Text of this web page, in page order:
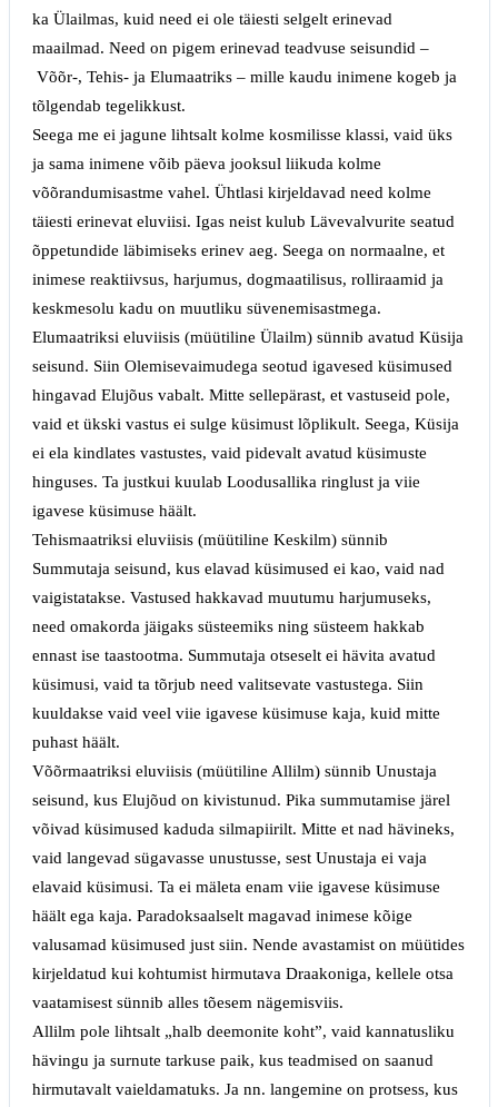
ka Ülailmas, kuid need ei ole täiesti selgelt erinevad
maailmad. Need on pigem erinevad teadvuse seisundid –
Võõr-, Tehis- ja Elumaatriks –mille kaudu inimene kogeb ja
tõlgendab tegelikkust.
Seega me ei jagune lihtsalt kolme kosmilisse klassi, vaid üks
ja sama inimene võib päeva jooksul liikuda kolme
võõrandumisastme vahel. Ühtlasi kirjeldavad need kolme
täiesti erinevat eluviisi. Igas neist kulub Lävevalvurite seatud
õppetundide läbimiseks erinev aeg. Seega on normaalne, et
inimese reaktiivsus, harjumus, dogmaatilisus, rolliraamid ja
keskmesolu kadu on muutliku süvenemisastmega.
Elumaatriksi eluviisis (müütiline Ülailm) sünnib avatud Küsija
seisund. Siin Olemisevaimudega seotud igavesed küsimused
hingavad Elujõus vabalt. Mitte sellepärast, et vastuseid pole,
vaid et ükski vastus ei sulge küsimust lõplikult. Seega, Küsija
ei ela kindlates vastustes, vaid pidevalt avatud küsimuste
hinguses. Ta justkui kuulab Loodusallika ringlust ja viie
igavese küsimuse häält.
Tehismaatriksi eluviisis (müütiline Keskilm) sünnib
Summutaja seisund, kus elavad küsimused ei kao, vaid nad
vaigistatakse. Vastused hakkavad muutumu harjumuseks,
need omakorda jäigaks süsteemiks ning süsteem hakkab
ennast ise taastootma. Summutaja otseselt ei hävita avatud
küsimusi, vaid ta tõrjub need valitsevate vastustega. Siin
kuuldakse vaid veel viie igavese küsimuse kaja, kuid mitte
puhast häält.
Võõrmaatriksi eluviisis (müütiline Allilm) sünnib Unustaja
seisund, kus Elujõud on kivistunud. Pika summutamise järel
võivad küsimused kaduda silmapiirilt. Mitte et nad hävineks,
vaid langevad sügavasse unustusse, sest Unustaja ei vaja
elavaid küsimusi. Ta ei mäleta enam viie igavese küsimuse
häält ega kaja. Paradoksaalselt magavad inimese kõige
valusamad küsimused just siin. Nende avastamist on müütides
kirjeldatud kui kohtumist hirmutava Draakoniga, kellele otsa
vaatamisest sünnib alles tõesem nägemisviis.
Allilm pole lihtsalt „halb deemonite koht”, vaid kannatusliku
hävingu ja surnute tarkuse paik, kus teadmised on saanud
hirmutavalt vaieldamatuks. Ja nn. langemine on protsess, kus